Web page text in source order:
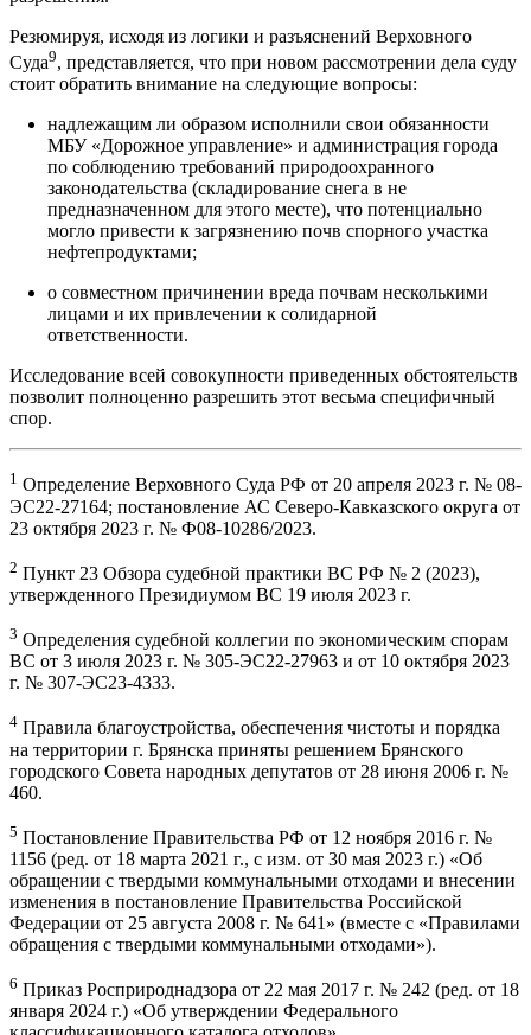
Резюмируя, исходя из логики и разъяснений Верховного
Суда9, представляется, что при новом рассмотрении дела суду
стоит обратить внимание на следующие вопросы:
надлежащим ли образом исполнили свои обязанности
МБУ «Дорожное управление» и администрация города
по соблюдению требований природоохранного
законодательства (складирование снега в не
предназначенном для этого месте), что потенциально
могло привести к загрязнению почв спорного участка
нефтепродуктами;
о совместном причинении вреда почвам несколькими
лицами и их привлечении к солидарной
ответственности.
Исследование всей совокупности приведенных обстоятельств
позволит полноценно разрешить этот весьма специфичный
спор.
1 Определение Верховного Суда РФ от 20 апреля 2023 г. № 08-
ЭС22-27164; постановление АС Северо-Кавказского округа от
23 октября 2023 г. № Ф08-10286/2023.
2 Пункт 23 Обзора судебной практики ВС РФ № 2 (2023),
утвержденного Президиумом ВС 19 июля 2023 г.
3 Определения судебной коллегии по экономическим спорам
ВС от 3 июля 2023 г. № 305-ЭС22-27963 и от 10 октября 2023
г. № 307-ЭС23-4333.
4 Правила благоустройства, обеспечения чистоты и порядка
на территории г. Брянска приняты решением Брянского
городского Совета народных депутатов от 28 июня 2006 г. №
460.
5 Постановление Правительства РФ от 12 ноября 2016 г. №
1156 (ред. от 18 марта 2021 г., с изм. от 30 мая 2023 г.) «Об
обращении с твердыми коммунальными отходами и внесении
изменения в постановление Правительства Российской
Федерации от 25 августа 2008 г. № 641» (вместе с «Правилами
обращения с твердыми коммунальными отходами»).
6 Приказ Росприроднадзора от 22 мая 2017 г. № 242 (ред. от 18
января 2024 г.) «Об утверждении Федерального